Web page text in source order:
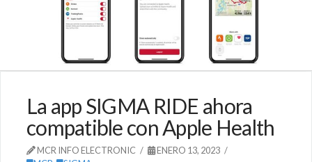
La app SIGMA RIDE ahora
compatible con Apple Health
MCR INFO ELECTRONIC
ENERO 13, 2023